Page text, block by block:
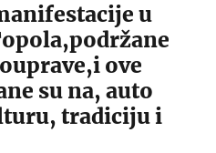
u
ove
su na, auto
tradiciju i